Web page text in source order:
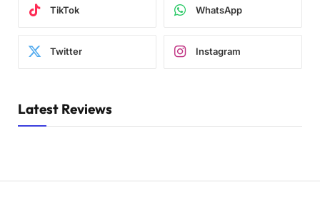
TikTok WhatsApp
Twitter Instagram
Latest Reviews